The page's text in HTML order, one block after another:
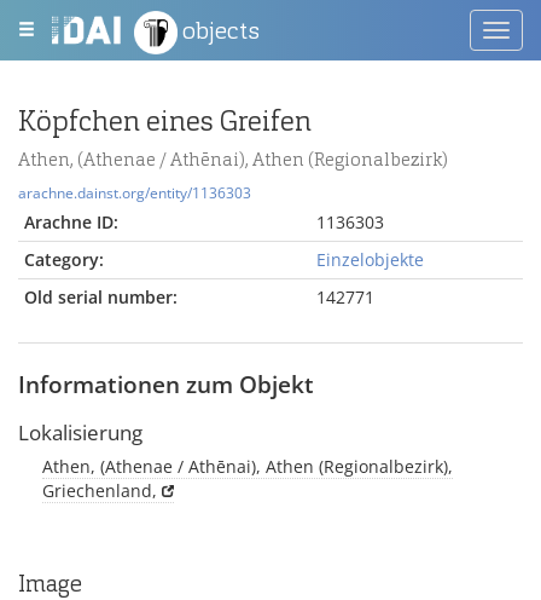
objects
Köpfchen eines Greifen
Athen, (Athenae / Athēnai), Athen (Regionalbezirk)
arachne.dainst.org/entity/1136303
Arachne ID:
1136303
Category:
Einzelobjekte
Old serial number:
142771
Informationen zum Objekt
Lokalisierung
Athen, (Athenae / Athēnai), Athen (Regionalbezirk),
Griechenland,
Image